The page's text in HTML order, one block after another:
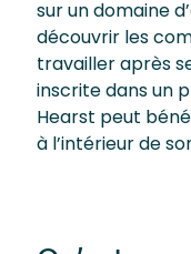
sur un domaine
découvrir les
travailler après
inscrite dans un
Hearst peut
à l’intérieur de